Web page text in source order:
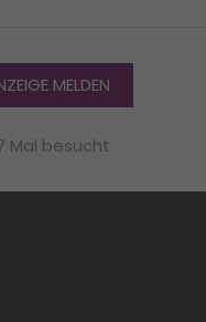
MELDEN
Mal besucht